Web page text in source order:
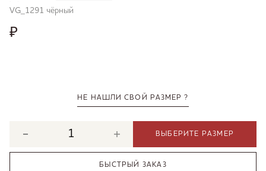
VG_1291 чёрный
₽
НЕ НАШЛИ СВОЙ РАЗМЕР ?
ВЫБЕРИТЕ РАЗМЕР
БЫСТРЫЙ ЗАКАЗ